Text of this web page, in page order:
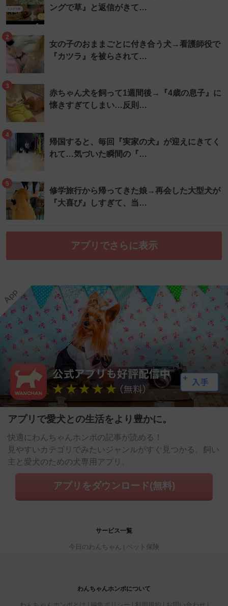
ングで草』と返信がきて…
2
女の子のおままごとに付き合う犬→看護師役で
『カツラ』を被らされて…
3
赤ちゃん犬を飼って1週間後→『4歳の息子』に
懐きすぎてしまい…反則…
4
帰国すると、毎回『実家の犬』が迎えにきてく
れて…気づいた瞬間の『…
5
修学旅行から帰ってきた娘→再会した大型犬が
『大喜び』しすぎて、当…
アプリでさらに表示
アプリで愛犬との生活をより豊かに。
快適にわんちゃんホンポの記事が読める！
見やすいカテゴリでみたいジャンルがすぐ見つかる。飼い
主と愛犬のための犬専用アプリ。
アプリをダウンロード(無料)
サービス一覧
今日のわんちゃん ペット保険
わんちゃんホンポについて